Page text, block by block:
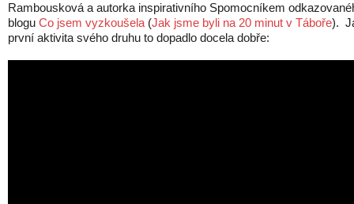
Rambousková a autorka inspirativního Spomocníkem
blogu Co jsem vyzkoušela (Jak jsme byli na 20 minut v Táboře).
první aktivita svého druhu to dopadlo docela dobře: